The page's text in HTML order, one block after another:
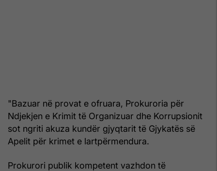
"Bazuar në provat e ofruara, Prokuroria për
Ndjekjen e Krimit të Organizuar dhe Korrupsionit
sot ngriti akuza kundër gjyqtarit të Gjykatës së
Apelit për krimet e lartpërmendura.
Prokurori publik kompetent vazhdon të